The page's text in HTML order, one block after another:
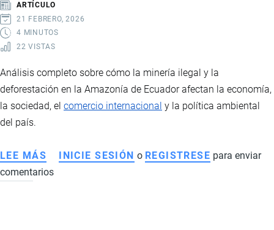
DINAMISMO
DEL
MERCADO
ARTÍCULO
21 FEBRERO, 2026
4 MINUTOS
22 VISTAS
Análisis completo sobre cómo la minería ilegal y la
deforestación en la Amazonía de Ecuador afectan la economía,
la sociedad, el comercio internacional y la política ambiental
del país.
LEE MÁS SOBRE
MINERÍA
INICIE SESIÓN o REGISTRESE para enviar
comentarios